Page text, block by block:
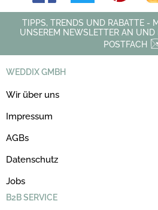
TIPPS, TRENDS UND RABATTE -
UNSEREM NEWSLETTER AN UND
POSTFACH
WEDDIX GMBH
Wir über uns
Impressum
AGBs
Datenschutz
Jobs
B2B SERVICE